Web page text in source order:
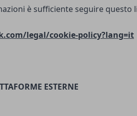
è sufficiente seguire questo
legal/cookie-policy?lang=it
ESTERNE